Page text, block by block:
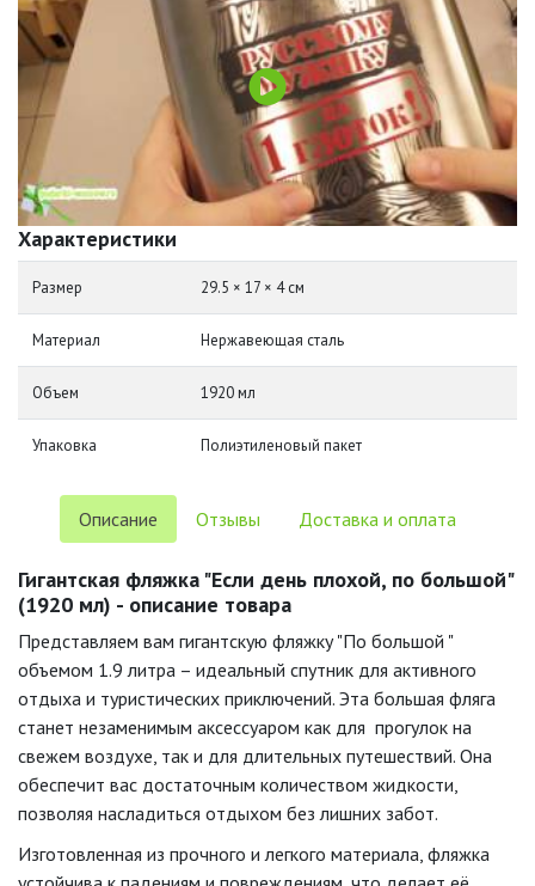
Характеристики
Размер 29.5 × 17 × 4 см
Материал Нержавеющая сталь
Объем 1920 мл
Упаковка Полиэтиленовый пакет
Описание Отзывы Доставка и оплата
Гигантская фляжка "Если день плохой, по большой"
(1920 мл) - описание товара
Представляем вам гигантскую фляжку "По большой "
объемом 1.9 литра – идеальный спутник для активного
отдыха и туристических приключений. Эта большая фляга
станет незаменимым аксессуаром как для прогулок на
свежем воздухе, так и для длительных путешествий. Она
обеспечит вас достаточным количеством жидкости,
позволяя насладиться отдыхом без лишних забот.
Изготовленная из прочного и легкого материала, фляжка